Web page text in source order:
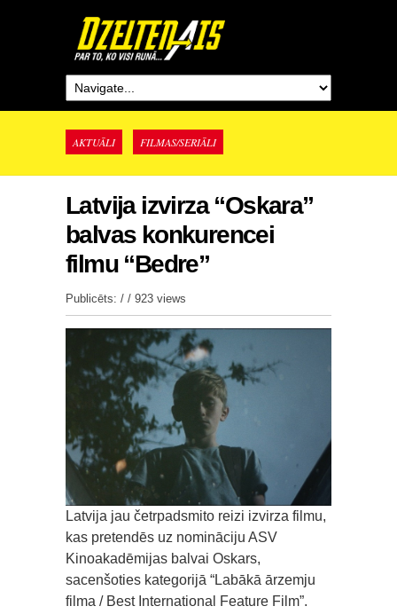
AKTUĀLI FILMAS/SERIĀLI
Latvija izvirza “Oskara”
balvas konkurencei
filmu “Bedre”
Publicēts: / / 923 views
Latvija jau četrpadsmito reizi izvirza filmu,
kas pretendēs uz nomināciju ASV
Kinoakadēmijas balvai Oskars,
sacenšoties kategorijā “Labākā ārzemju
filma / Best International Feature Film”.